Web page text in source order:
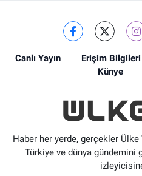
Canlı Yayın Erişim Bilgileri
Künye
Haber her yerde, gerçekler
Türkiye ve dünya gündemini